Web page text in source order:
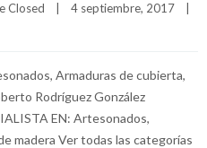
Closed 4 septiembre, 2017
Armaduras de cubierta,
Rodríguez González
EN: Artesonados,
madera Ver todas las categorías